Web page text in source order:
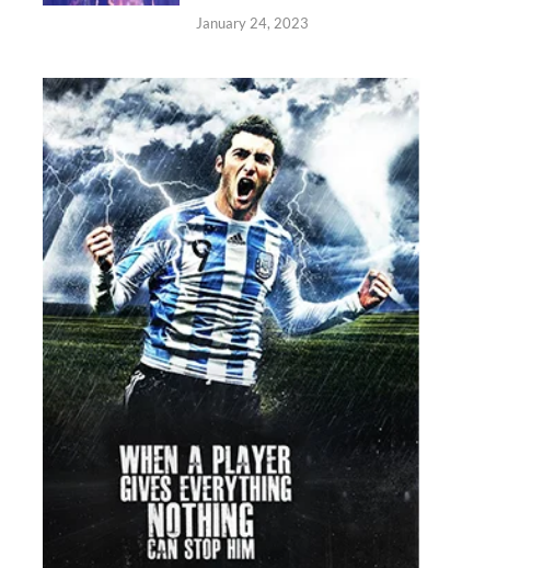
January 24, 2023